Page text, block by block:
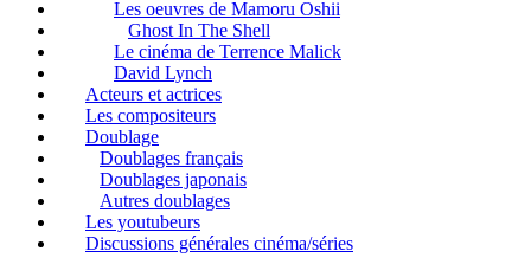
Les oeuvres de Mamoru Oshii
Ghost In The Shell
Le cinéma de Terrence Malick
David Lynch
Acteurs et actrices
Les compositeurs
Doublage
Doublages français
Doublages japonais
Autres doublages
Les youtubeurs
Discussions générales cinéma/séries